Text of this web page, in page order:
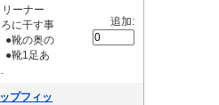
ーナー
に干す事
●靴の奥の
●靴1足あ
追加:
プフィッ